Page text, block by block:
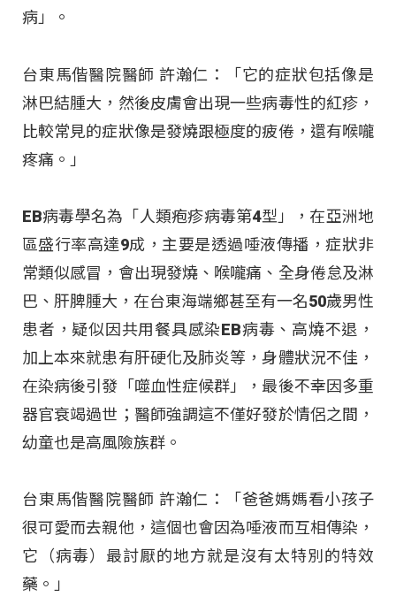
病」。
台東馬偕醫院醫師 許瀚仁：「它的症狀包括像是
淋巴結腫大，然後皮膚會出現一些病毒性的紅疹，
比較常見的症狀像是發燒跟極度的疲倦，還有喉嚨
疼痛。」
EB病毒學名為「人類疱疹病毒第4型」，在亞洲地
區盛行率高達9成，主要是透過唾液傳播，症狀非
常類似感冒，會出現發燒、喉嚨痛、全身倦怠及淋
巴、肝脾腫大，在台東海端鄉甚至有一名50歲男性
患者，疑似因共用餐具感染EB病毒、高燒不退，
加上本來就患有肝硬化及肺炎等，身體狀況不佳，
在染病後引發「噬血性症候群」，最後不幸因多重
器官衰竭過世；醫師強調這不僅好發於情侶之間，
幼童也是高風險族群。
台東馬偕醫院醫師 許瀚仁：「爸爸媽媽看小孩子
很可愛而去親他，這個也會因為唾液而互相傳染，
它（病毒）最討厭的地方就是沒有太特別的特效
藥。」